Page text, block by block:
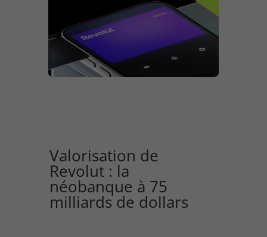
Valorisation de
Revolut : la
néobanque à 75
milliards de dollars